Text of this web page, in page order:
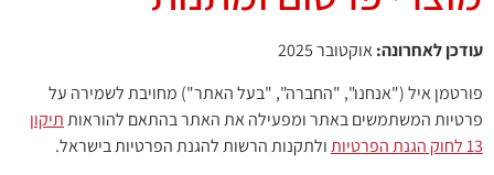
עודכן לאחרונה: אוקטובר 2025
פורטמן איל ("אנחנו", "החברה", "בעל האתר") מחויבת לשמירה על
פרטיות המשתמשים באתר ומפעילה את האתר בהתאם להוראותתיקון
13 לחוק הגנת הפרטיות
ולתקנות הרשות להגנת הפרטיות בישראל.